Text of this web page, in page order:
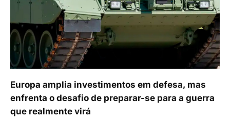
Europa amplia investimentos em defesa, mas
enfrenta o desafio de preparar-se para a guerra
que realmente virá